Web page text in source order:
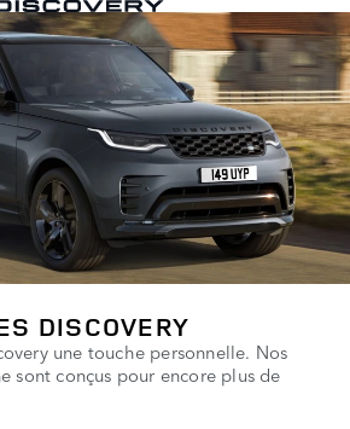
DISCOVERY
une touche personnelle. Nos
sont conçus pour encore plus de